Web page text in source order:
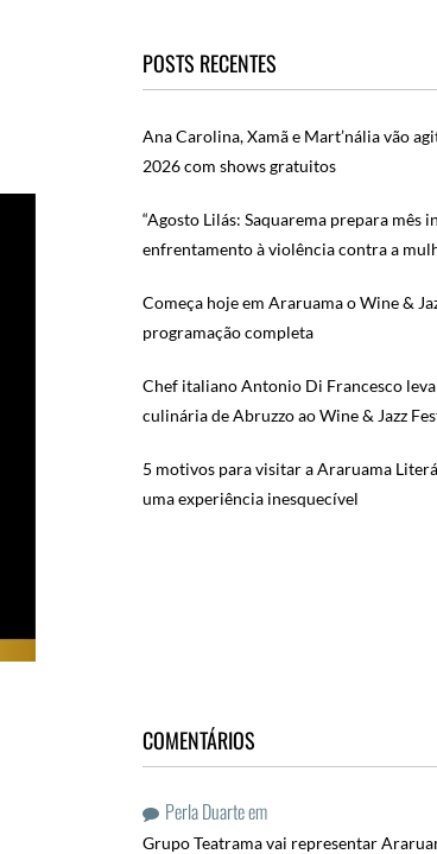
POSTS RECENTES
Ana Carolina, Xamã e Mart’nália vão
2026 com shows gratuitos
“Agosto Lilás: Saquarema prepara mês
enfrentamento à violência contra a
Começa hoje em Araruama o Wine &
programação completa
Chef italiano Antonio Di Francesco
culinária de Abruzzo ao Wine & Jazz
5 motivos para visitar a Araruama
uma experiência inesquecível
COMENTÁRIOS
Perla Duarteem
Grupo Teatrama vai representar